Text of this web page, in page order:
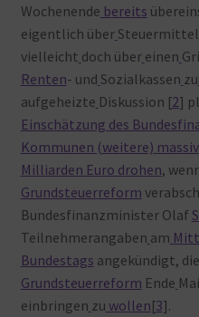
Wochenende bereits
eigentlich über Steuermittel
vielleicht doch über einen
Renten- und Sozialkassen zu
aufgeheizte Diskussion [2]
Einschätzung des
Kommunen (weitere)
Milliarden Euro drohen,
Grundsteuerreform
Bundesfinanzminister Olaf
Teilnehmerangaben am
Bundestags angekündigt, die
Grundsteuerreform Ende Mai
einbringen zu wollen[3].